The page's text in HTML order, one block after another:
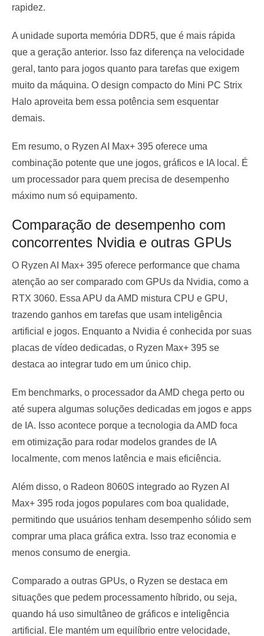
rapidez.
A unidade suporta memória DDR5, que é mais rápida
que a geração anterior. Isso faz diferença na velocidade
geral, tanto para jogos quanto para tarefas que exigem
muito da máquina. O design compacto do Mini PC Strix
Halo aproveita bem essa potência sem esquentar
demais.
Em resumo, o Ryzen AI Max+ 395 oferece uma
combinação potente que une jogos, gráficos e IA local. É
um processador para quem precisa de desempenho
máximo num só equipamento.
Comparação de desempenho com
concorrentes Nvidia e outras GPUs
O Ryzen AI Max+ 395 oferece performance que chama
atenção ao ser comparado com GPUs da Nvidia, como a
RTX 3060. Essa APU da AMD mistura CPU e GPU,
trazendo ganhos em tarefas que usam inteligência
artificial e jogos. Enquanto a Nvidia é conhecida por suas
placas de vídeo dedicadas, o Ryzen Max+ 395 se
destaca ao integrar tudo em um único chip.
Em benchmarks, o processador da AMD chega perto ou
até supera algumas soluções dedicadas em jogos e apps
de IA. Isso acontece porque a tecnologia da AMD foca
em otimização para rodar modelos grandes de IA
localmente, com menos latência e mais eficiência.
Além disso, o Radeon 8060S integrado ao Ryzen AI
Max+ 395 roda jogos populares com boa qualidade,
permitindo que usuários tenham desempenho sólido sem
comprar uma placa gráfica extra. Isso traz economia e
menos consumo de energia.
Comparado a outras GPUs, o Ryzen se destaca em
situações que pedem processamento híbrido, ou seja,
quando há uso simultâneo de gráficos e inteligência
artificial. Ele mantém um equilíbrio entre velocidade,